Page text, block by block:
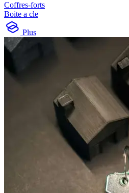
Coffres-forts
Boite a cle
Plus